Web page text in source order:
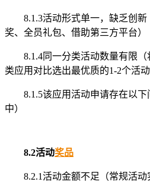
8.1.3活动形式单一，缺乏创
奖、全员礼包、借助第三方平台）
8.1.4同一分类活动数量有限
类应用对比选出最优质的1-2个活
8.1.5该应用活动申请存在以
中）
8.2活动奖品
8.2.1活动金额不足（常规活动